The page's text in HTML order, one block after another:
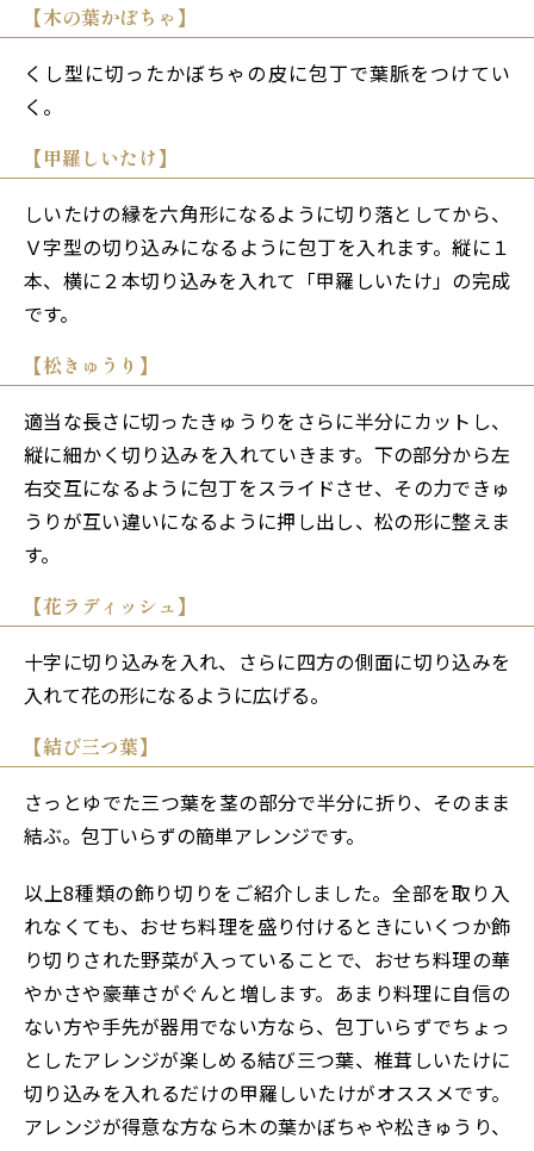
【木の葉かぼちゃ】
くし型に切ったかぼちゃの皮に包丁で葉脈をつけてい
く。
【甲羅しいたけ】
しいたけの縁を六角形になるように切り落としてから、
Ｖ字型の切り込みになるように包丁を入れます。縦に１
本、横に２本切り込みを入れて「甲羅しいたけ」の完成
です。
【松きゅうり】
適当な長さに切ったきゅうりをさらに半分にカットし、
縦に細かく切り込みを入れていきます。下の部分から左
右交互になるように包丁をスライドさせ、その力できゅ
うりが互い違いになるように押し出し、松の形に整えま
す。
【花ラディッシュ】
十字に切り込みを入れ、さらに四方の側面に切り込みを
入れて花の形になるように広げる。
【結び三つ葉】
さっとゆでた三つ葉を茎の部分で半分に折り、そのまま
結ぶ。包丁いらずの簡単アレンジです。
以上8種類の飾り切りをご紹介しました。全部を取り入
れなくても、おせち料理を盛り付けるときにいくつか飾
り切りされた野菜が入っていることで、おせち料理の華
やかさや豪華さがぐんと増します。あまり料理に自信の
ない方や手先が器用でない方なら、包丁いらずでちょっ
としたアレンジが楽しめる結び三つ葉、椎茸しいたけに
切り込みを入れるだけの甲羅しいたけがオススメです。
アレンジが得意な方なら木の葉かぼちゃや松きゅうり、